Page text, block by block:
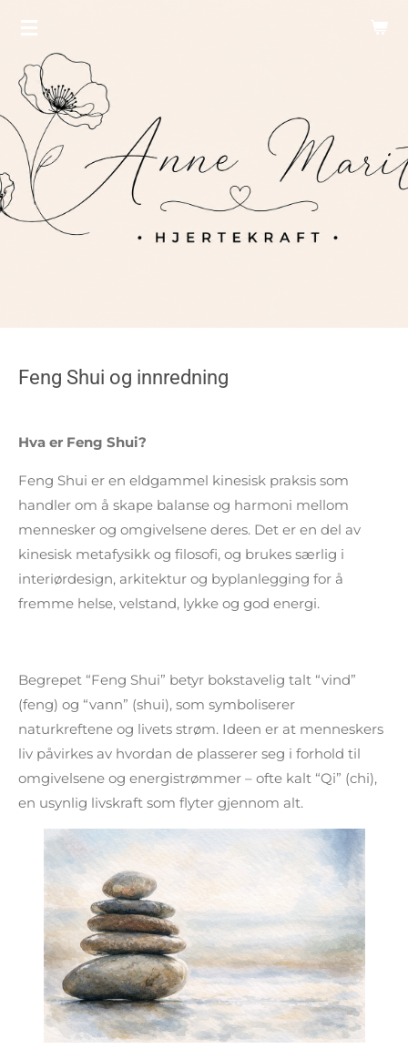
Gå
hovedinnhold
Feng Shui og innredning
Hva er Feng Shui?
Feng Shui er en eldgammel kinesisk praksis som
handler om å skape balanse og harmoni mellom
mennesker og omgivelsene deres. Det er en del av
kinesisk metafysikk og filosofi, og brukes særlig i
interiørdesign, arkitektur og byplanlegging for å
fremme helse, velstand, lykke og god energi.
Begrepet “Feng Shui” betyr bokstavelig talt “vind”
(feng) og “vann” (shui), som symboliserer
naturkreftene og livets strøm. Ideen er at menneskers
liv påvirkes av hvordan de plasserer seg i forhold til
omgivelsene og energistrømmer – ofte kalt “Qi” (chi),
en usynlig livskraft som flyter gjennom alt.